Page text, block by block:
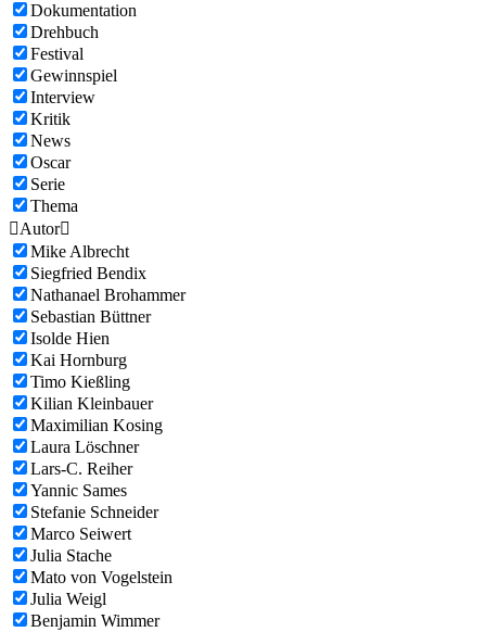
Dokumentation
Drehbuch
Festival
Gewinnspiel
Interview
Kritik
News
Oscar
Serie
Thema
Autor
Mike Albrecht
Siegfried Bendix
Nathanael Brohammer
Sebastian Büttner
Isolde Hien
Kai Hornburg
Timo Kießling
Kilian Kleinbauer
Maximilian Kosing
Laura Löschner
Lars-C. Reiher
Yannic Sames
Stefanie Schneider
Marco Seiwert
Julia Stache
Mato von Vogelstein
Julia Weigl
Benjamin Wimmer